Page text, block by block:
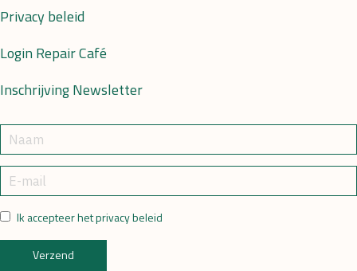
Privacy beleid
Login Repair Café
Inschrijving Newsletter
Ik accepteer het privacy beleid
Verzend